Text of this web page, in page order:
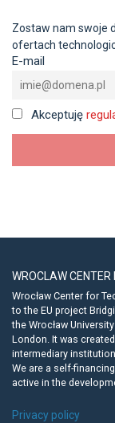
Zostaw nam swoje
ofertach
E-mail
Akceptuję
WROCLAW CENTER
Wrocław Center for
to the EU project
the Wrocław
London. It was
intermediary
We are a self-
active in the
Privacy policy